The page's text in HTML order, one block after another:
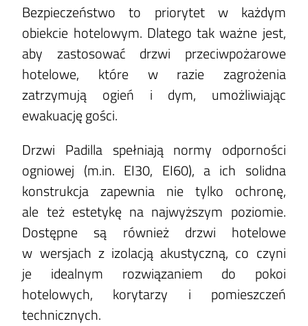
Bezpieczeństwo to priorytet w każdym
obiekcie hotelowym. Dlatego tak ważne jest,
aby zastosować drzwi przeciwpożarowe
hotelowe, które w razie zagrożenia
zatrzymują ogień i dym, umożliwiając
ewakuację gości.
Drzwi Padilla spełniają normy odporności
ogniowej (m.in. EI30, EI60), a ich solidna
konstrukcja zapewnia nie tylko ochronę,
ale też estetykę na najwyższym poziomie.
Dostępne są również drzwi hotelowe
w wersjach z izolacją akustyczną, co czyni
je idealnym rozwiązaniem do pokoi
hotelowych, korytarzy i pomieszczeń
technicznych.